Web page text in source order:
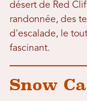
désert de Red
randonnée, des
d'escalade, le
fascinant.
Snow